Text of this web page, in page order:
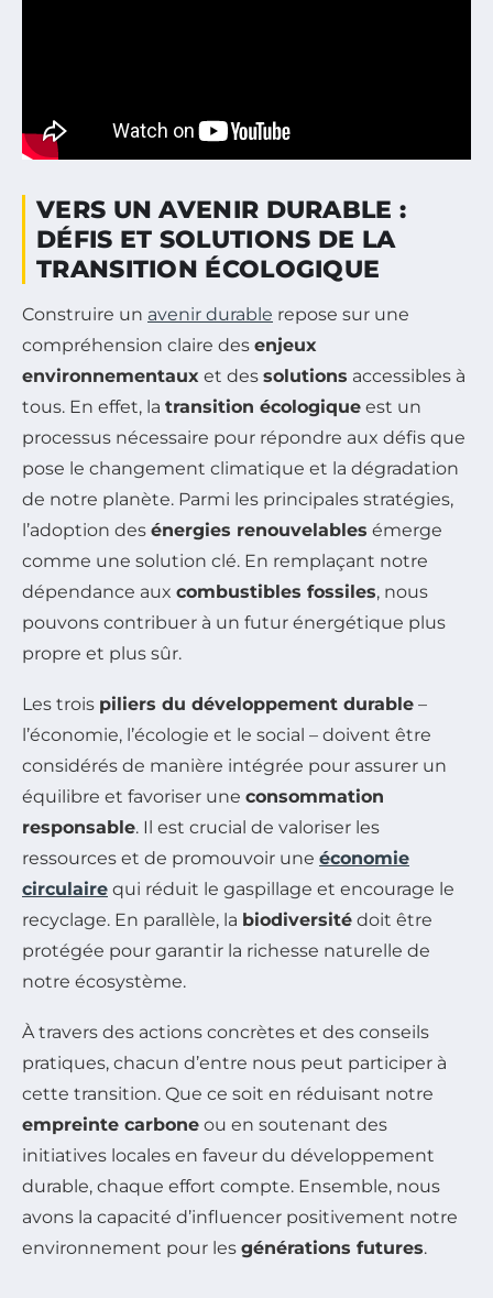
VERS UN AVENIR DURABLE :
DÉFIS ET SOLUTIONS DE LA
TRANSITION ÉCOLOGIQUE
Construire un avenir durable repose sur une
compréhension claire des enjeux
environnementaux et des solutions accessibles à
tous. En effet, la transition écologique est un
processus nécessaire pour répondre aux défis que
pose le changement climatique et la dégradation
de notre planète. Parmi les principales stratégies,
l’adoption des énergies renouvelables émerge
comme une solution clé. En remplaçant notre
dépendance aux combustibles fossiles, nous
pouvons contribuer à un futur énergétique plus
propre et plus sûr.
Les trois piliers du développement durable –
l’économie, l’écologie et le social – doivent être
considérés de manière intégrée pour assurer un
équilibre et favoriser une consommation
responsable. Il est crucial de valoriser les
ressources et de promouvoir une économie
circulaire qui réduit le gaspillage et encourage le
recyclage. En parallèle, la biodiversité doit être
protégée pour garantir la richesse naturelle de
notre écosystème.
À travers des actions concrètes et des conseils
pratiques, chacun d’entre nous peut participer à
cette transition. Que ce soit en réduisant notre
empreinte carbone ou en soutenant des
initiatives locales en faveur du développement
durable, chaque effort compte. Ensemble, nous
avons la capacité d’influencer positivement notre
environnement pour les générations futures.